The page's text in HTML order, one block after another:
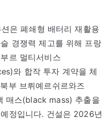
은 폐쇄형 배터리 재활용
경쟁력 제고를 위해 프랑
르 멀티서비스
와 합작 투자 계약을 체
부 브뤼예르쉬르와즈
매스(black mass) 추출을
정입니다. 건설은 2026년